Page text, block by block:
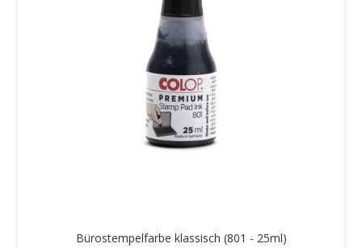
Bürostempelfarbe klassisch (801 - 25ml)